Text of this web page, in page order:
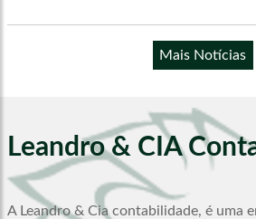
Mais Notícias
Leandro & CIA
A Leandro & Cia contabilidade, é uma